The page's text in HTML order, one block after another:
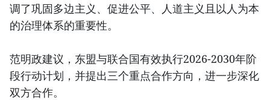
调了巩固多边主义、促进公平、人道主义且以人为本
的治理体系的重要性。
范明政建议，东盟与联合国有效执行2026-2030年阶
段行动计划，并提出三个重点合作方向，进一步深化
双方合作。